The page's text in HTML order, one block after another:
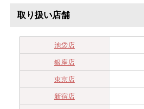
取り扱い店舗
池袋店
銀座店
東京店
新宿店